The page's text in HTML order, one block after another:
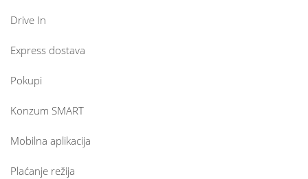
Drive In
Express dostava
Pokupi
Konzum SMART
Mobilna aplikacija
Plaćanje režija